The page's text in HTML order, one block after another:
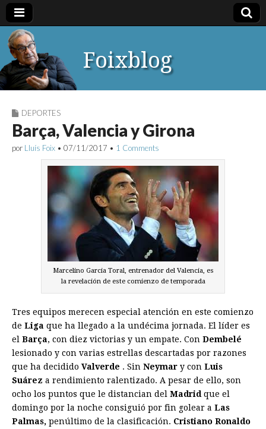
Foixblog
DEPORTES
Barça, Valencia y Girona
por Lluís Foix • 07/11/2017 • 1 Comments
Marcelino Garcia Toral, entrenador del Valencia, es
la revelación de este comienzo de temporada
Tres equipos merecen especial atención en este comienzo
de Liga que ha llegado a la undécima jornada. El líder es
el Barça, con diez victorias y un empate. Con Dembelé
lesionado y con varias estrellas descartadas por razones
que ha decidido Valverde . Sin Neymar y con Luis
Suárez a rendimiento ralentizado. A pesar de ello, son
ocho los puntos que le distancian del Madrid que el
domingo por la noche consiguió por fin golear a Las
Palmas, penúltimo de la clasificación. Cristiano Ronaldo